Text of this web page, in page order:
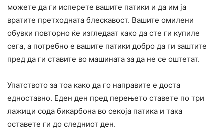
можете да ги исперете вашите патики и да им ја
вратите претходната блескавост. Вашите омилени
обувки повторно ќе изгледаат како да сте ги купиле
сега, а потребно е вашите патики добро да ги заштите
пред да ги ставите во машината за да не се оштетат.
Упатството за тоа како да го направите е доста
едноставно. Еден ден пред перењето ставете по три
лажици сода бикарбона во секоја патика и така
оставете ги до следниот ден.